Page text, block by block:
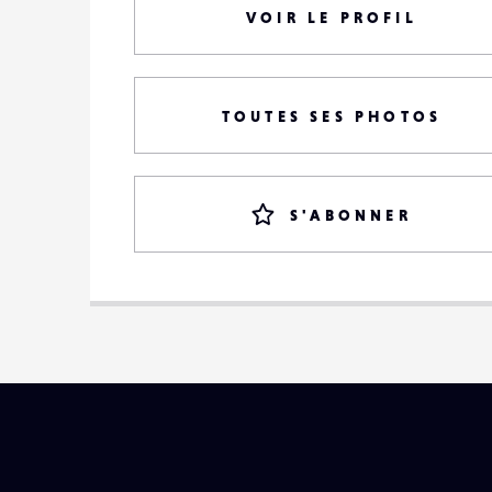
VOIR LE PROFIL
TOUTES SES PHOTOS
S'ABONNER